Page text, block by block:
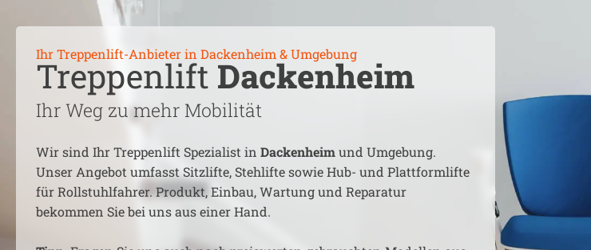
Ihr Treppenlift-Anbieter in Dackenheim & Umgebung
Treppenlift Dackenheim
Ihr Weg zu mehr Mobilität
Wir sind Ihr Treppenlift Spezialist in Dackenheimund Umgebung.
Unser Angebot umfasst Sitzlifte, Stehlifte sowie Hub- und Plattformlifte
für Rollstuhlfahrer. Produkt, Einbau, Wartung und Reparatur
bekommen Sie bei uns aus einer Hand.